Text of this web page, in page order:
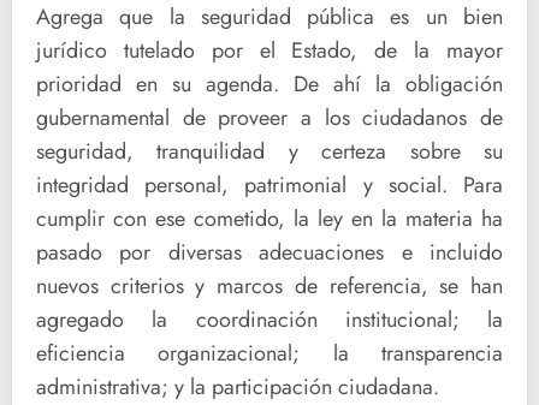
Agrega que la seguridad pública es un bien
jurídico tutelado por el Estado, de la mayor
prioridad en su agenda. De ahí la obligación
gubernamental de proveer a los ciudadanos de
seguridad, tranquilidad y certeza sobre su
integridad personal, patrimonial y social. Para
cumplir con ese cometido, la ley en la materia ha
pasado por diversas adecuaciones e incluido
nuevos criterios y marcos de referencia, se han
agregado la coordinación institucional; la
eficiencia organizacional; la transparencia
administrativa; y la participación ciudadana.